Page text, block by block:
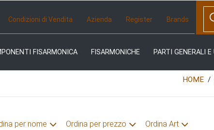
Condizioni di Vendita Azienda Register Brands
FISARMONICA FISARMONICHE PARTI GENERALI
HOME
per nome Ordina per prezzo Ordina Art